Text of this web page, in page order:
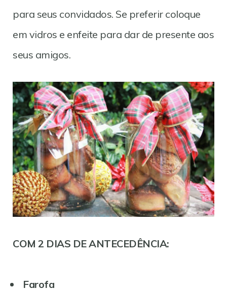
para seus convidados. Se preferir coloque
em vidros e enfeite para dar de presente aos
seus amigos.
COM 2 DIAS DE ANTECEDÊNCIA:
Farofa